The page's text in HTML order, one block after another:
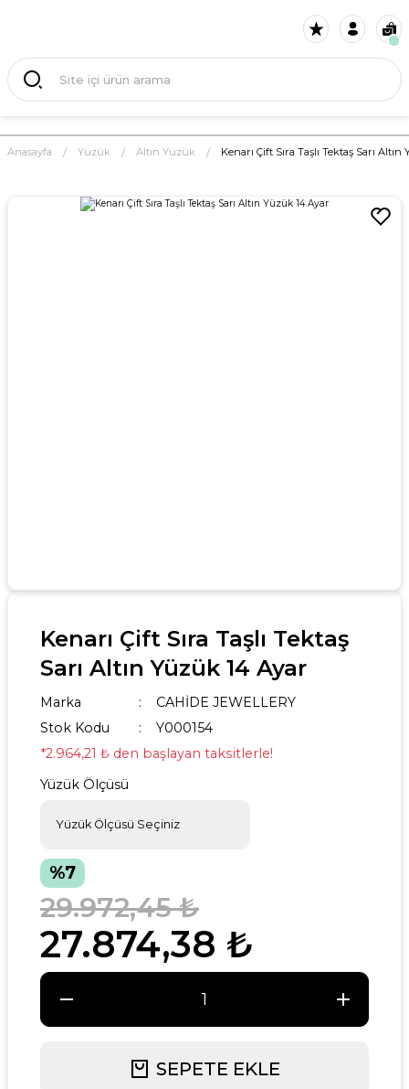
Anasayfa Yüzük Altın Yüzük Kenarı Çift Sıra Taşlı Tektaş Sarı
Kenarı Çift Sıra Taşlı Tektaş
Sarı Altın Yüzük 14 Ayar
Marka
CAHİDE JEWELLERY
Stok Kodu
Y000154
*2.964,21 ₺ den başlayan taksitlerle!
Yüzük Ölçüsü
%7
27.874,38 ₺
29.972,45 ₺
SEPETE EKLE